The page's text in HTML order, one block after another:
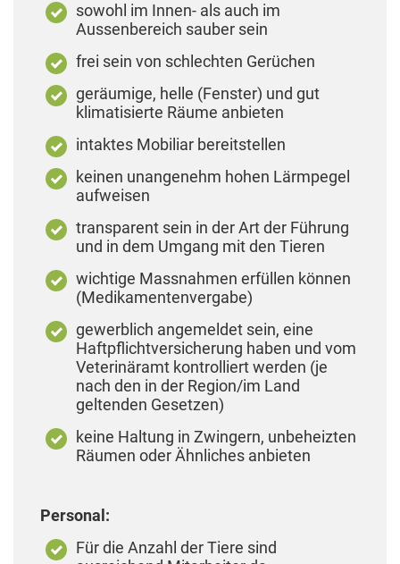
sowohl im Innen- als auch im
Aussenbereich sauber sein
frei sein von schlechten Gerüchen
geräumige, helle (Fenster) und gut
klimatisierte Räume anbieten
intaktes Mobiliar bereitstellen
keinen unangenehm hohen Lärmpegel
aufweisen
transparent sein in der Art der Führung
und in dem Umgang mit den Tieren
wichtige Massnahmen erfüllen können
(Medikamentenvergabe)
gewerblich angemeldet sein, eine
Haftpflichtversicherung haben und vom
Veterinäramt kontrolliert werden (je
nach den in der Region/im Land
geltenden Gesetzen)
keine Haltung in Zwingern, unbeheizten
Räumen oder Ähnliches anbieten
Personal:
Für die Anzahl der Tiere sind